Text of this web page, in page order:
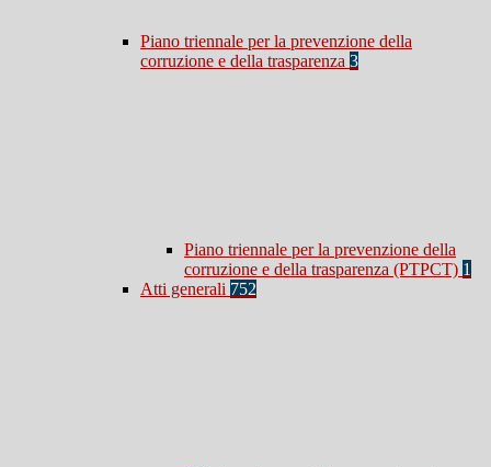
Piano triennale per la prevenzione della
corruzione e della trasparenza 3
Piano triennale per la prevenzione della
corruzione e della trasparenza (PTPCT) 1
Atti generali 752